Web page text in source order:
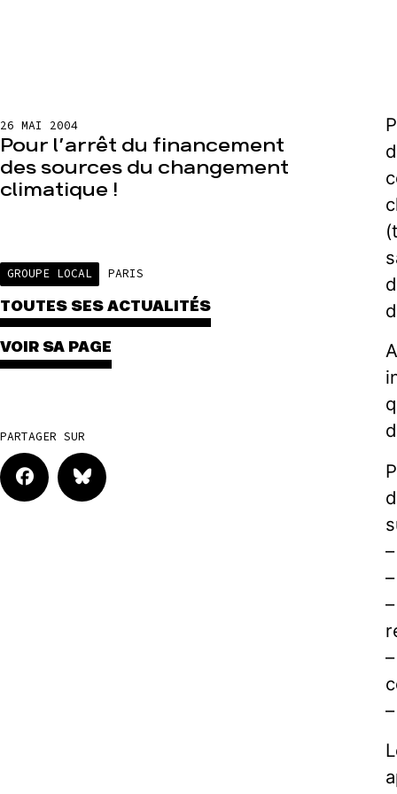
26 MAI 2004
Pour l’arrêt du financement
des sources du changement
climatique !
GROUPE LOCAL PARIS
TOUTES SES ACTUALITÉS
VOIR SA PAGE
PARTAGER SUR